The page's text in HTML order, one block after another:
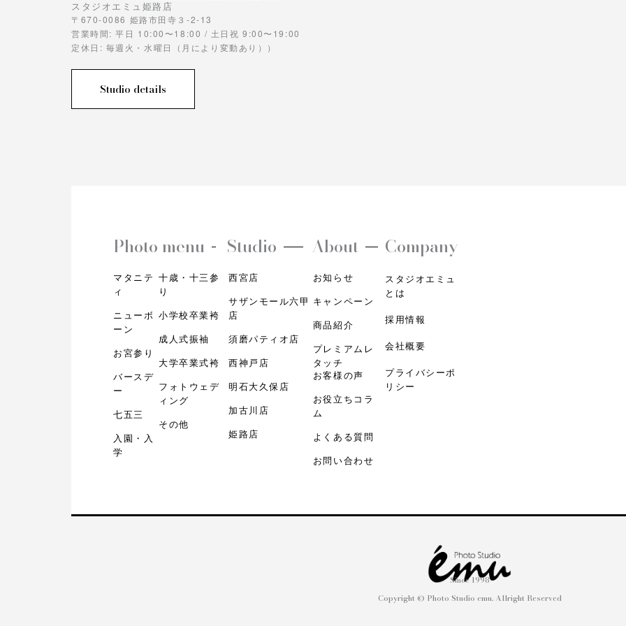
スタジオエミュ姫路店
〒670-0086 姫路市田寺３-2-13
営業時間: 平日 10:00〜18:00 / 土日祝 9:00〜19:00
定休日: 毎週火・水曜日（月により変動あり））
Studio details
Photo menu
マタニテ
ィ
ニューボ
ーン
お宮参り
バースデ
ー
七五三
入園・入
学
十歳・十三参
り
小学校卒業袴
成人式振袖
大学卒業式袴
フォトウェデ
ィング
その他
Studio
西宮店
サザンモール六甲
店
須磨パティオ店
西神戸店
明石大久保店
加古川店
姫路店
About
お知らせ
キャンペーン
商品紹介
プレミアムレ
タッチ
お客様の声
お役立ちコラ
ム
よくある質問
お問い合わせ
Company
スタジオエミュ
とは
採用情報
会社概要
プライバシーポ
リシー
Since 1998
Copyright © Photo Studio emu. Allright Reserved